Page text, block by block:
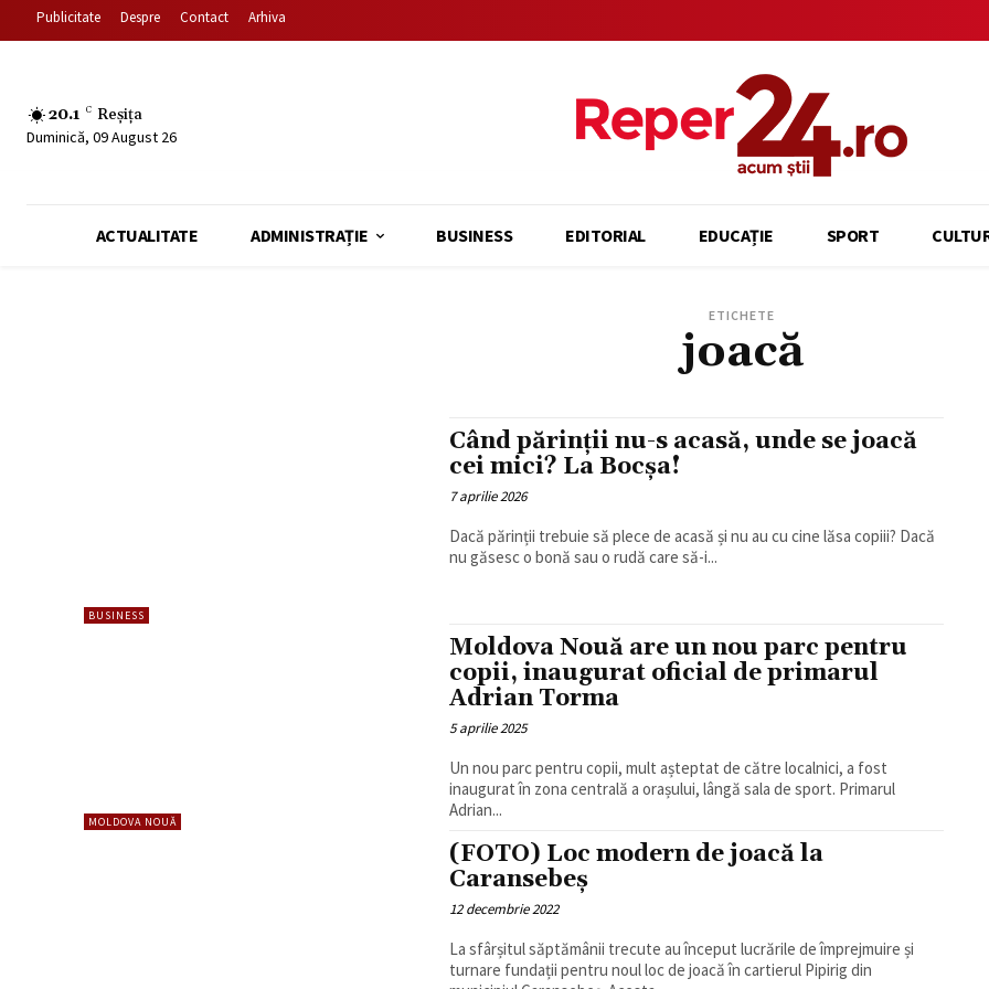
Publicitate Despre Contact Arhiva
20.1 C Reșița
Duminică, 09 August 26
ACTUALITATE ADMINISTRAȚIE BUSINESS EDITORIAL EDUCAȚIE SPORT
ETICHETE
joacă
BUSINESS
Când părinții nu-s acasă, unde se joacă
cei mici? La Bocșa!
7 aprilie 2026
Dacă părinții trebuie să plece de acasă și nu au cu cine lăsa copiii? Dacă
nu găsesc o bonă sau o rudă care să-i...
MOLDOVA NOUĂ
Moldova Nouă are un nou parc pentru
copii, inaugurat oficial de primarul
Adrian Torma
5 aprilie 2025
Un nou parc pentru copii, mult așteptat de către localnici, a fost
inaugurat în zona centrală a orașului, lângă sala de sport. Primarul
Adrian...
(FOTO) Loc modern de joacă la
Caransebeș
12 decembrie 2022
La sfârșitul săptămânii trecute au început lucrările de împrejmuire și
turnare fundații pentru noul loc de joacă în cartierul Pipirig din